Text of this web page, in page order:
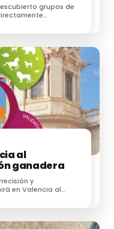
grupos de
al
ganadera
y
en Valencia al